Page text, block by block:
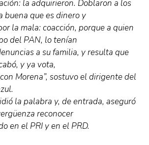
la adquirieron. Doblaron a los
buena que es dinero y
la mala: coacción, porque a quien
del PAN, lo tenían
a su familia, y resulta que
y ya vota,
Morena”, sostuvo el dirigente del
la palabra y, de entrada, aseguró
reconocer
en el PRI y en el PRD.